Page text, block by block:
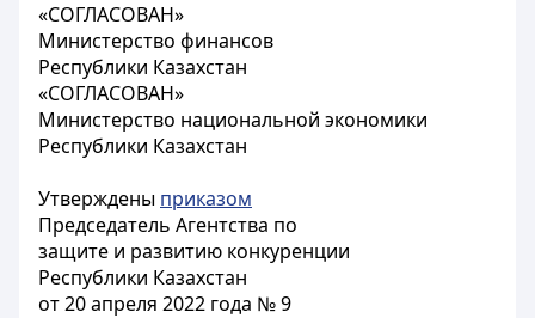
«СОГЛАСОВАН»
Министерство финансов
Республики Казахстан
«СОГЛАСОВАН»
Министерство национальной экономики
Республики Казахстан
Утверждены приказом
Председатель Агентства по
защите и развитию конкуренции
Республики Казахстан
от 20 апреля 2022 года № 9